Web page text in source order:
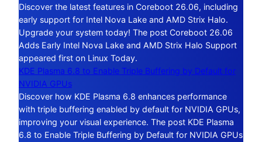
Discover the latest features in Coreboot 26.06, including
early support for Intel Nova Lake and AMD Strix Halo.
Upgrade your system today! The post Coreboot 26.06
Adds Early Intel Nova Lake and AMD Strix Halo Support
appeared first on Linux Today.
KDE Plasma 6.8 to Enable Triple Buffering by Default for
NVIDIA GPUs
Discover how KDE Plasma 6.8 enhances performance
with triple buffering enabled by default for NVIDIA GPUs,
improving your visual experience. The post KDE Plasma
6.8 to Enable Triple Buffering by Default for NVIDIA GPUs